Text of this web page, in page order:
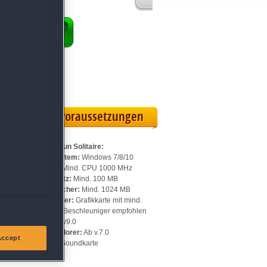
Systemvoraussetzungen
Für Home Run Solitaire:
Betriebssystem: Windows 7/8/10
Mind. CPU 1000 MHz
Speicherplatz: Mind. 100 MB
Arbeitsspeicher: Mind. 1024 MB
Videospeicher: Grafikkarte mit mind.
128 MB, 3D-Beschleuniger empfohlen
Ab v9.0
Internet Explorer: Ab v.7.0
Soundkarte